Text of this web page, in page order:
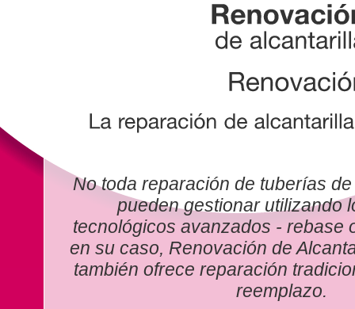
Fuimos la primera empresa de
Localizamos fugas de agua ocultas
Si no está satisfecho con el trabajo de
No toda reparación de tuberías
pueden gestionar utilizando
tecnológicos avanzados - rebase
en su caso, Renovación de
también ofrece reparación
reemplazo.